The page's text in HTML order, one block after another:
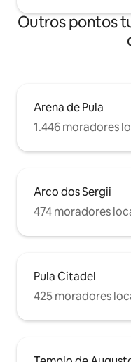
Outros pontos
Arena de Pula
1.446 moradores
Arco dos Sergii
474 moradores
Pula Citadel
425 moradores